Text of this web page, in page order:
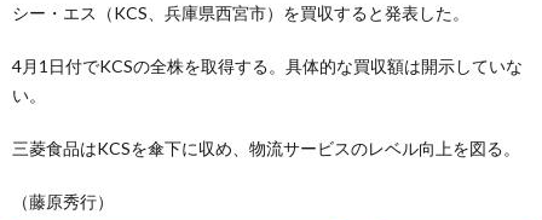
シー・エス（KCS、兵庫県西宮市）を買収すると発表した。
4月1日付でKCSの全株を取得する。具体的な買収額は開示していな
い。
三菱食品はKCSを傘下に収め、物流サービスのレベル向上を図る。
（藤原秀行）